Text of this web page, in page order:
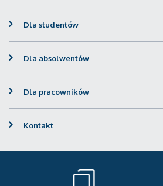
Dla studentów
Dla absolwentów
Dla pracowników
Kontakt